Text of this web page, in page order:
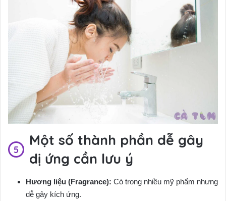
Một số thành phần dễ gây
dị ứng cần lưu ý
Hương liệu (Fragrance): Có trong nhiều mỹ phẩm nhưng
dễ gây kích ứng.